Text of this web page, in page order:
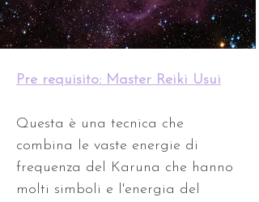
Pre requisito: Master Reiki Usui
Questa è una tecnica che
combina le vaste energie di
frequenza del Karuna che hanno
molti simboli e l'energia del